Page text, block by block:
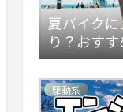
夏バイク
り？おす
ネ？】
駆動系